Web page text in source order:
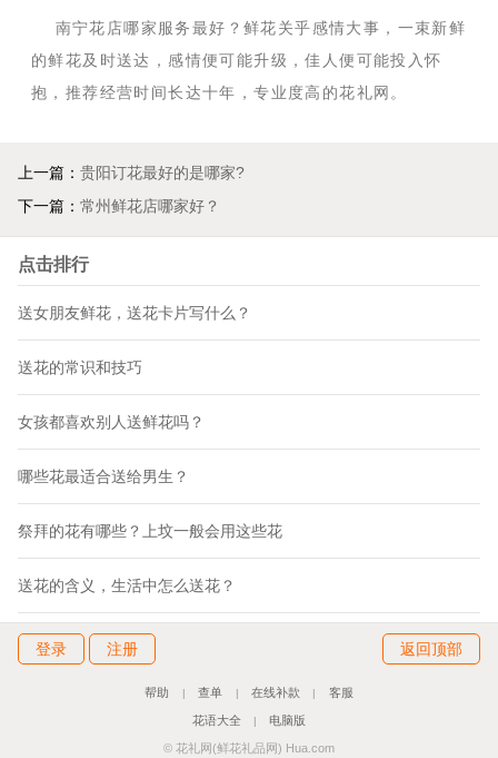
南宁花店哪家服务最好？鲜花关乎感情大事，一束新鲜
的鲜花及时送达，感情便可能升级，佳人便可能投入怀
抱，推荐经营时间长达十年，专业度高的花礼网。
上一篇： 贵阳订花最好的是哪家?
下一篇： 常州鲜花店哪家好？
点击排行
送女朋友鲜花，送花卡片写什么？
送花的常识和技巧
女孩都喜欢别人送鲜花吗？
哪些花最适合送给男生？
祭拜的花有哪些？上坟一般会用这些花
送花的含义，生活中怎么送花？
返回顶部
登录 注册
帮助 | 查单 | 在线补款 | 客服
花语大全 | 电脑版
© 花礼网(鲜花礼品网) Hua.com